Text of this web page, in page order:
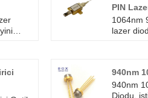
PIN
1064nm
lazer
istifadə
lifinə
940nm
940nm
Diodu,